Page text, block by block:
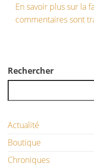
En savoir plus sur la
commentaires sont
Rechercher
Actualité
Boutique
Chroniques